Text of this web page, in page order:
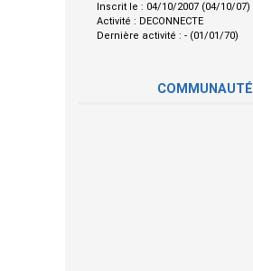
Inscrit le : 04/10/2007 (04/10/07)
Activité : DECONNECTE
Dernière activité : - (01/01/70)
COMMUNAUTÉ